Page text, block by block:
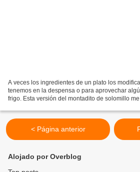
A veces los ingredientes de un plato los
tenemos en la despensa o para aprovechar
frigo. Esta versión del montadito de solomillo
< Página anterior
Alojado por Overblog